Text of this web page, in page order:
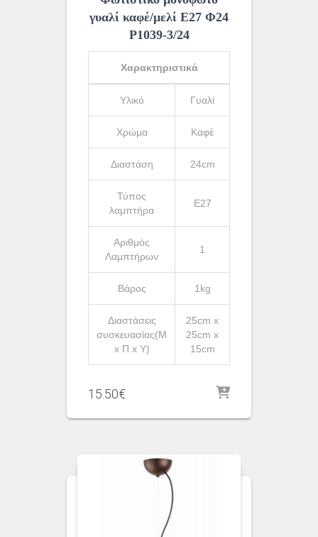
γυαλί καφέ/μελί Ε27 Φ24
Ρ1039-3/24
Χαρακτηριστικά
Υλικό Γυαλί
Χρώμα Καφέ
Διαστάση 24cm
Τύπος
λαμπτήρα
Ε27
Αριθμός
Λαμπτήρων
1
Βάρος 1kg
Διαστάσεις
συσκευασίας(Μ
x Π x Υ)
25cm x
25cm x
15cm
15.50€